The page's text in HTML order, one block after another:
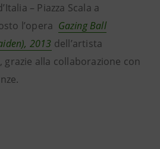
– Piazza Scala a
l’opera Gazing Ball
2013 dell’artista
grazie alla collaborazione con